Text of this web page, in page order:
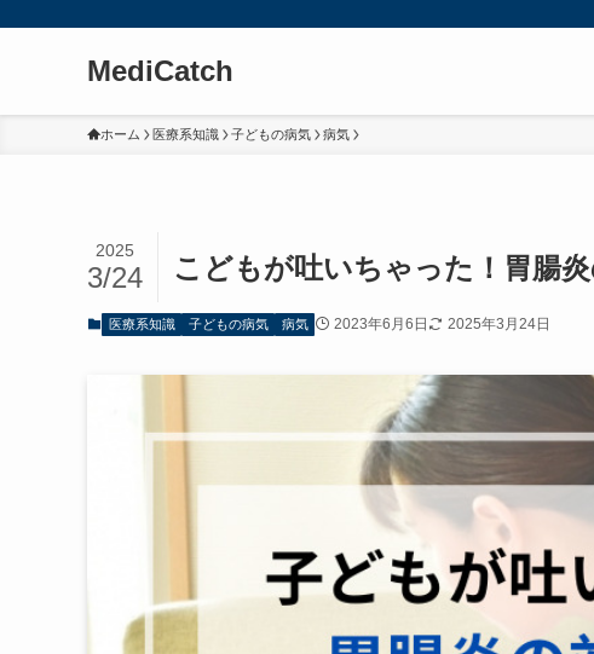
MediCatch
ホーム 医療系知識 子どもの病気 病気
こどもが吐いちゃった！胃腸
2025
3/24
医療系知識 子どもの病気 病気 2023年6月6日 2025年3月24日